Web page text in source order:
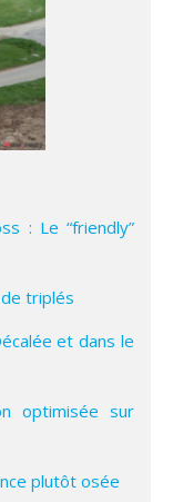
: Le “friendly”
de triplés
et dans le
optimisée sur
plutôt osée